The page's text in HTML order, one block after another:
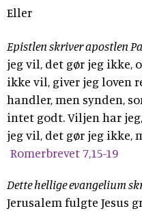
Eller
Epistlen skriver apostlen
jeg vil, det gør jeg ikke,
ikke vil, giver jeg loven
handler, men synden,
intet godt. Viljen har
jeg vil, det gør jeg ikke,
Romerbrevet 7,15-19
Dette hellige evangelium
Jerusalem fulgte Jesus